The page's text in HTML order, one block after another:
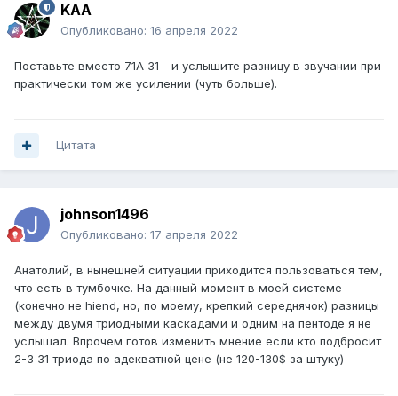
KAA
Опубликовано: 16 апреля 2022
Поставьте вместо 71А 31 - и услышите разницу в звучании при
практически том же усилении (чуть больше).
Цитата
johnson1496
Опубликовано: 17 апреля 2022
Анатолий, в нынешней ситуации приходится пользоваться тем,
что есть в тумбочке. На данный момент в моей системе
(конечно не hiend, но, по моему, крепкий середнячок) разницы
между двумя триодными каскадами и одним на пентоде я не
услышал. Впрочем готов изменить мнение если кто подбросит
2-3 31 триода по адекватной цене (не 120-130$ за штуку)